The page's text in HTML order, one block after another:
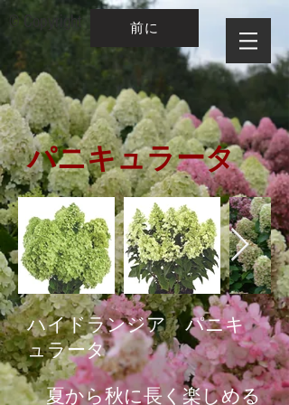
© Copyright 前に
​パニキュラータ
ハイドランジア パニキ
ュラータ
夏から秋に長く楽しめる